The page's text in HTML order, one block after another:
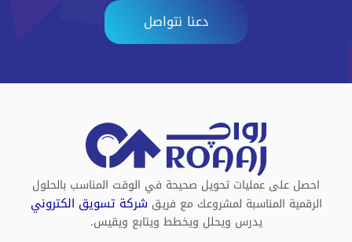
دعنا نتواصل
احصل على عمليات تحويل صحيحة في الوقت المناسب بالحلول
الرقمية المناسبة لمشروعك مع فريق شركة تسويق الكتروني
يدرس ويحلل ويخطط ويتابع ويقيس.